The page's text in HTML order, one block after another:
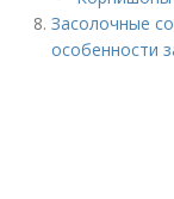
Засолочные
особенности